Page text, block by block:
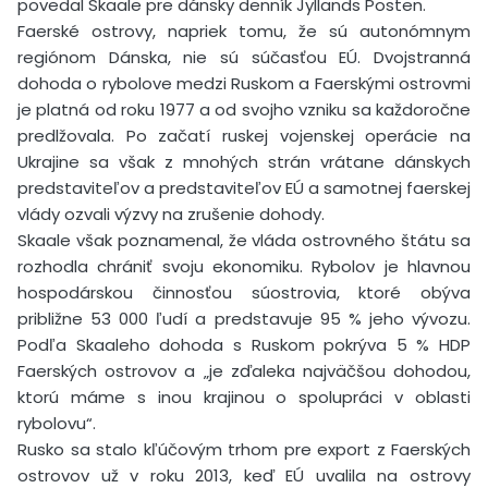
povedal Skaale pre dánsky denník Jyllands Posten.
Faerské ostrovy, napriek tomu, že sú autonómnym
regiónom Dánska, nie sú súčasťou EÚ. Dvojstranná
dohoda o rybolove medzi Ruskom a Faerskými ostrovmi
je platná od roku 1977 a od svojho vzniku sa každoročne
predlžovala. Po začatí ruskej vojenskej operácie na
Ukrajine sa však z mnohých strán vrátane dánskych
predstaviteľov a predstaviteľov EÚ a samotnej faerskej
vlády ozvali výzvy na zrušenie dohody.
Skaale však poznamenal, že vláda ostrovného štátu sa
rozhodla chrániť svoju ekonomiku. Rybolov je hlavnou
hospodárskou činnosťou súostrovia, ktoré obýva
približne 53 000 ľudí a predstavuje 95 % jeho vývozu.
Podľa Skaaleho dohoda s Ruskom pokrýva 5 % HDP
Faerských ostrovov a „je zďaleka najväčšou dohodou,
ktorú máme s inou krajinou o spolupráci v oblasti
rybolovu“.
Rusko sa stalo kľúčovým trhom pre export z Faerských
ostrovov už v roku 2013, keď EÚ uvalila na ostrovy